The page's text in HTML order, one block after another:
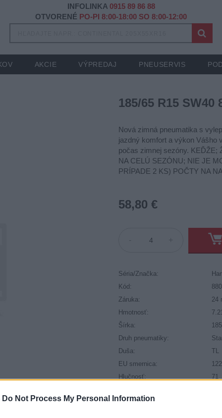
Do Not Process My Personal Information
185/65 R15 SW40
Nová zimná pneumatika s
jazdný komfort a výkon Vášho
počas zimnej sezóny. KEĎŽE;
NA CELÚ SEZÓNU; NIE JE
PRÍPADE 2 KS) POČTY NA
58,80 €
Séria/Značka:
Kód:
Záruka:
24
Hmotnosť:
Šírka:
Druh pneumatiky:
Duša:
TL
EU smernica:
Hlučnosť:
71
Index:
INFOLINKA 0915 89 86 88
OTVORENÉ PO-PI 8:00-18:00 SO 8:00-12:00
AKCIE VÝPREDAJ PNEUSERVIS